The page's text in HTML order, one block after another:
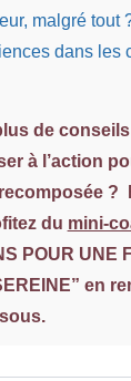
malgré tout
dans les
de
à l’action
?
du mini-
POUR UNE
en